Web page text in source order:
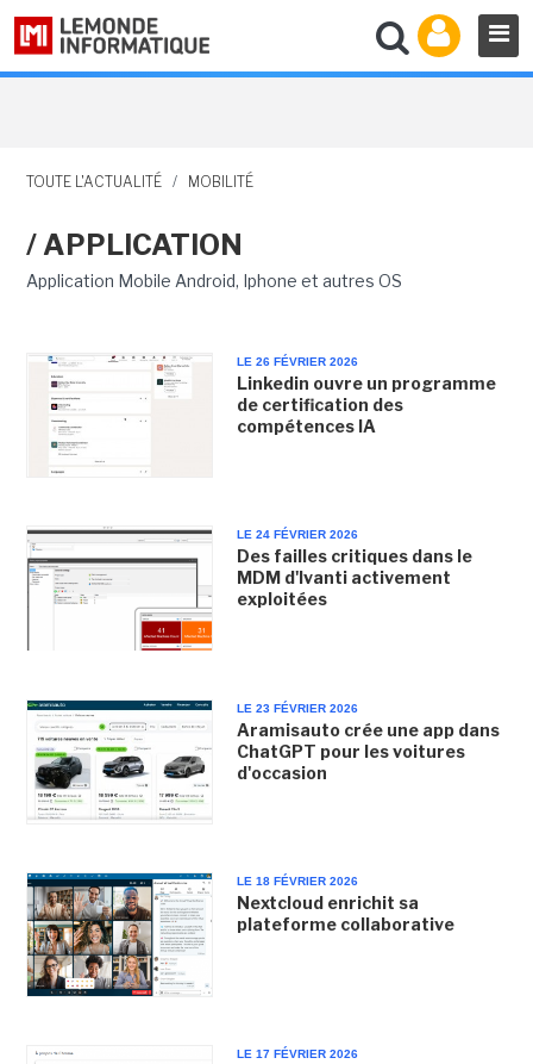
TOUTE L'ACTUALITÉ / MOBILITÉ
/ APPLICATION
Application Mobile Android, Iphone et autres OS
LE 26 FÉVRIER 2026
Linkedin ouvre un programme
de certification des
compétences IA
LE 24 FÉVRIER 2026
Des failles critiques dans le
MDM d'Ivanti activement
exploitées
LE 23 FÉVRIER 2026
Aramisauto crée une app dans
ChatGPT pour les voitures
d'occasion
LE 18 FÉVRIER 2026
Nextcloud enrichit sa
plateforme collaborative
LE 17 FÉVRIER 2026